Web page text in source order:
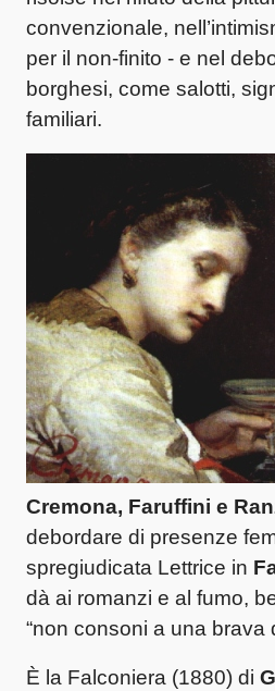
convenzionale,
per il non-finito - e nel
borghesi, come salotti,
familiari.
Cremona, Faruffini e
debordare di presenze
spregiudicata Lettrice in
dà ai romanzi e al fumo,
“non consoni a una brava
È la Falconiera (1880) di